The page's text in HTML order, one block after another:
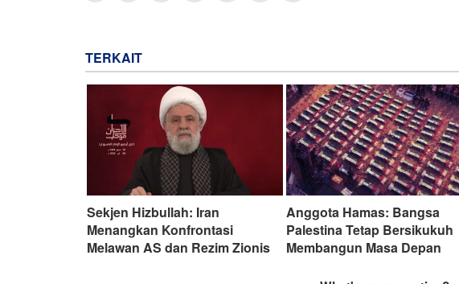
TERKAIT
Sekjen Hizbullah: Iran
Menangkan Konfrontasi
Melawan AS dan Rezim Zionis
Anggota Hamas: Bangsa
Palestina Tetap Bersikukuh
Membangun Masa Depan